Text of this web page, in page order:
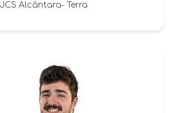
Alcântara- Terra